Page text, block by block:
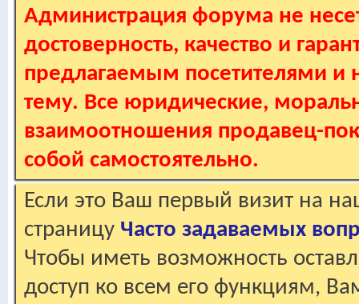
Администрация форума не
достоверность, качество и
предлагаемым посетителями и
тему. Все юридические,
взаимоотношения продавец-
собой самостоятельно.
Если это Ваш первый визит на
страницу Часто задаваемых
Чтобы иметь возможность
доступ ко всем его функциям,